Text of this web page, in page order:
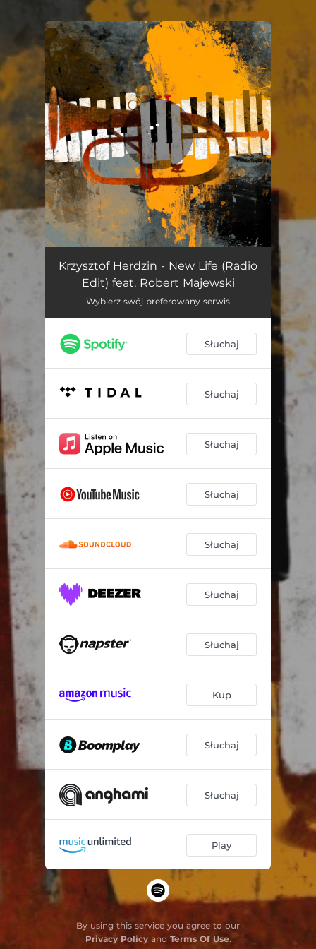
You're all set!
Krzysztof Herdzin - New Life (Radio
Edit) feat. Robert Majewski
Wybierz swój preferowany serwis
Słuchaj
Słuchaj
Słuchaj
Słuchaj
Słuchaj
Słuchaj
Słuchaj
Kup
Słuchaj
Słuchaj
Play
By using this service you agree to our
Privacy Policyand Terms Of Use.